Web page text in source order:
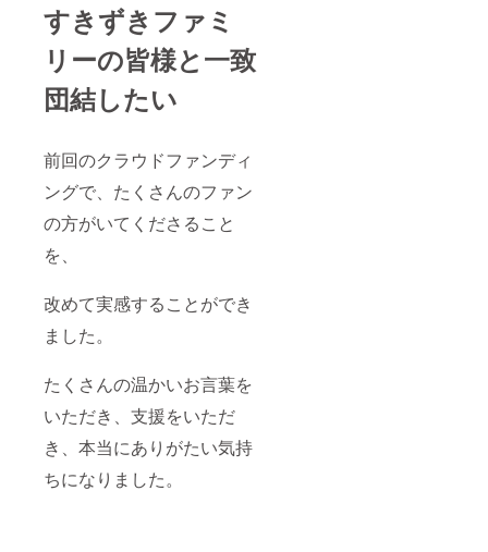
すきずきファミ
リーの皆様と一致
団結したい
前回のクラウドファンディ
ングで、たくさんのファン
の方がいてくださること
を、
改めて実感することができ
ました。
たくさんの温かいお言葉を
いただき、支援をいただ
き、本当にありがたい気持
ちになりました。